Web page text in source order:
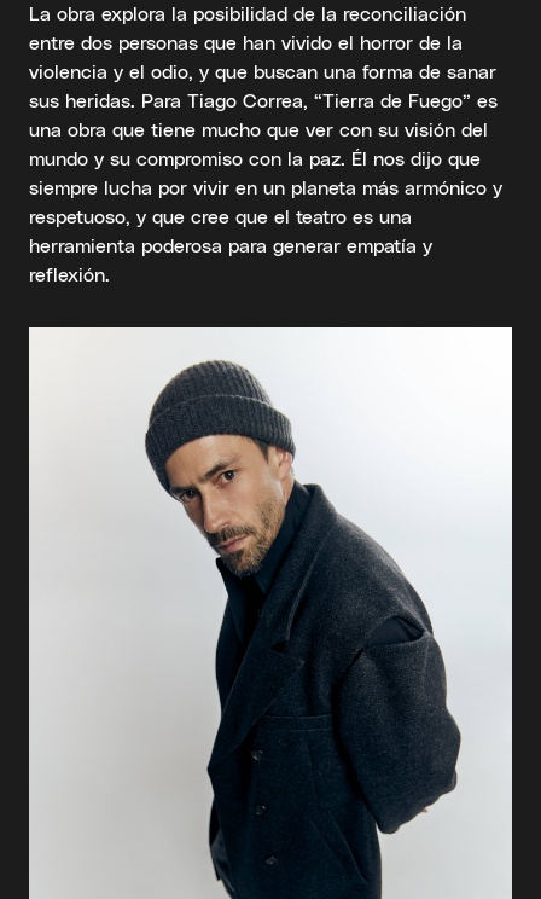
La obra explora la posibilidad de la reconciliación
entre dos personas que han vivido el horror de la
violencia y el odio, y que buscan una forma de sanar
sus heridas. Para Tiago Correa, “Tierra de Fuego” es
una obra que tiene mucho que ver con su visión del
mundo y su compromiso con la paz. Él nos dijo que
siempre lucha por vivir en un planeta más armónico y
respetuoso, y que cree que el teatro es una
herramienta poderosa para generar empatía y
reflexión.